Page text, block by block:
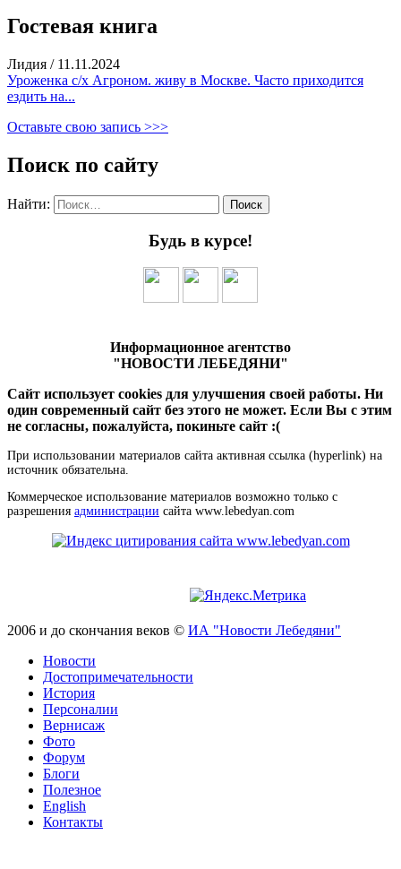
Гостевая книга
Лидия / 11.11.2024
Уроженка с/х Агроном. живу в Москве. Часто приходится
ездить на...
Оставьте свою запись >>>
Поиск по сайту
Найти:
Будь в курсе!
Информационное агентство
"НОВОСТИ ЛЕБЕДЯНИ"
Сайт использует cookies для улучшения своей работы. Ни
один современный сайт без этого не может. Если Вы с этим
не согласны, пожалуйста, покиньте сайт :(
При использовании материалов сайта активная ссылка (hyperlink) на
источник обязательна.
Коммерческое использование материалов возможно только с
разрешения администрации сайта www.lebedyan.com
2006 и до скончания веков © ИА "Новости Лебедяни"
Новости
Достопримечательности
История
Персоналии
Вернисаж
Фото
Форум
Блоги
Полезное
English
Контакты